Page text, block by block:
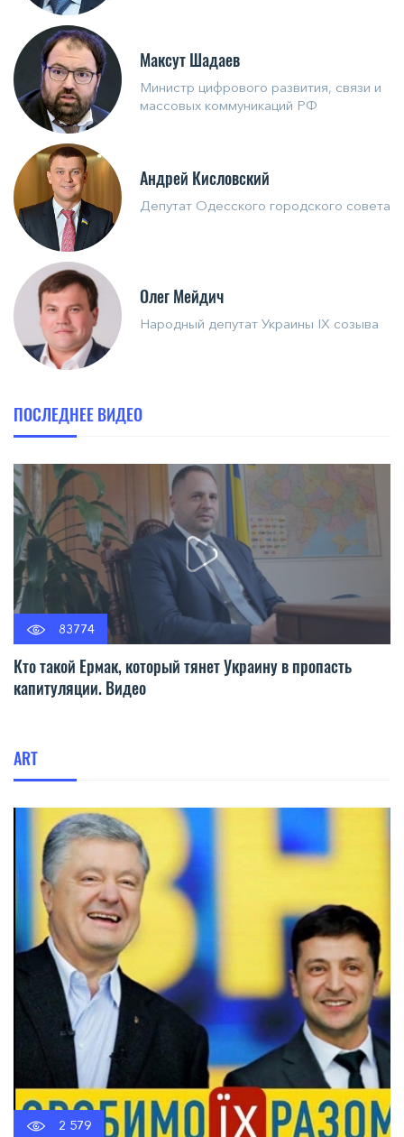
Максут Шадаев
Министр цифрового развития, связи и
массовых коммуникаций РФ
Андрей Кисловский
Депутат Одесского городского совета
Олег Мейдич
Народный депутат Украины IX созыва
ПОСЛЕДНЕЕ ВИДЕО
83774
Кто такой Ермак, который тянет Украину в пропасть
капитуляции. Видео
ART
2 579